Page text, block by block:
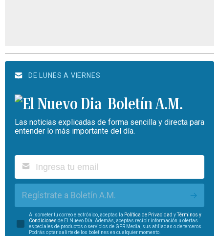
DE LUNES A VIERNES
Boletín A.M.
Las noticias explicadas de forma sencilla y directa para
entender lo más importante del día.
Regístrate a Boletín A.M.
Al someter tu correo electrónico, aceptas la Política de Privacidad y
Términos y
Condiciones de El Nuevo Día. Además, aceptas recibir información u ofertas
especiales de productos o servicios de GFR Media, sus afiliadas o de terceros.
Podrás optar salirte de los boletines en cualquier momento.